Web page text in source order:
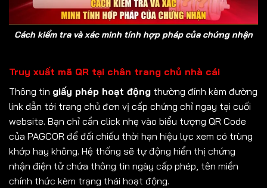
Cách kiểm tra và xác minh tính hợp pháp của chứng nhận
Truy xuất mã QR tại chân trang chủ nhà cái
Thông tin giấy phép hoạt động thường đính kèm đường
link dẫn tới trang chủ đơn vị cấp chứng chỉ ngay tại cuối
website. Bạn chỉ cần click nhẹ vào biểu tượng QR Code
của PAGCOR để đối chiếu thời hạn hiệu lực xem có trùng
khớp hay không. Hệ thống sẽ tự động hiển thị chứng
nhận điện tử chứa thông tin ngày cấp phép, tên miền
chính thức kèm trạng thái hoạt động.